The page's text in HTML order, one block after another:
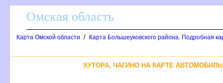
Омская область
Карта Омской области / Карта Большеуковского района. Подробная
ХУТОРА, ЧАГИНО НА КАРТЕ